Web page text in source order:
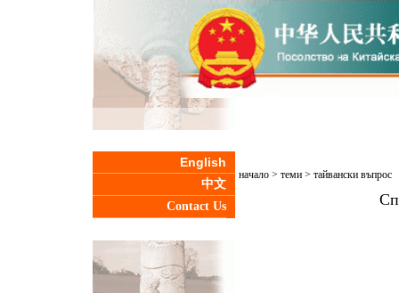
English
中文
Contact Us
начало> теми> тайвански въпрос